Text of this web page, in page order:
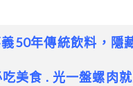
50年傳統飲料，隱
美食 . 光一盤螺肉